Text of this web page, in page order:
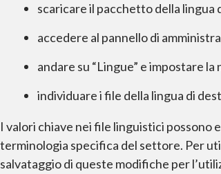
scaricare il pacchetto della lingua
accedere al pannello di
andare su “Lingue” e impostare
individuare i file della lingua di
I valori chiave nei file linguistici possono
terminologia specifica del settore. Per
salvataggio di queste modifiche per